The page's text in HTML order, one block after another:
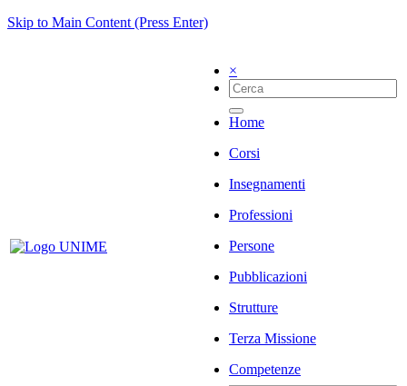
Skip to Main Content (Press Enter)
×
Home
Corsi
Insegnamenti
Professioni
Persone
Pubblicazioni
Strutture
Terza Missione
Competenze